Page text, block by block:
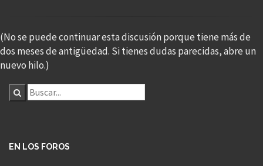
(No se puede continuar esta discusión porque tiene más de
dos meses de antigüedad. Si tienes dudas parecidas, abre un
nuevo hilo.)
EN LOS FOROS